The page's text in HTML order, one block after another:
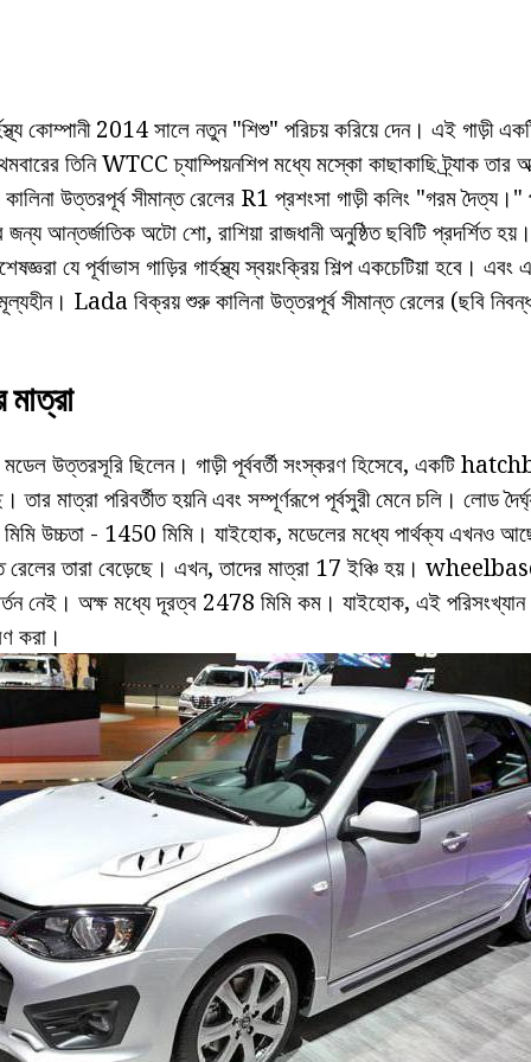
কোম্পানী 2014 সালে নতুন "শিশু" পরিচয় করিয়ে দেন। এই গাড়ী
তিনি WTCC চ্যাম্পিয়নশিপ মধ্যে মস্কো কাছাকাছি ট্র্যাক তার
উত্তরপূর্ব সীমান্ত রেলের R1 প্রশংসা গাড়ী কলিং "গরম দৈত্য।"
আন্তর্জাতিক অটো শো, রাশিয়া রাজধানী অনুষ্ঠিত ছবিটি প্রদর্শিত হয়।
যে পূর্বাভাস গাড়ির গার্হস্থ্য স্বয়ংক্রিয় শিল্প একচেটিয়া হবে।
Lada বিক্রয় শুরু কালিনা উত্তরপূর্ব সীমান্ত রেলের (ছবি
উত্তরসূরি ছিলেন। গাড়ী পূর্ববর্তী সংস্করণ হিসেবে, একটি
তার মাত্রা পরিবর্তীত হয়নি এবং সম্পূর্ণরূপে পূর্বসুরী মেনে চলি। লোড
উচ্চতা - 1450 মিমি। যাইহোক, মডেলের মধ্যে পার্থক্য এখনও
রেলের তারা বেড়েছে। এখন, তাদের মাত্রা 17 ইঞ্চি হয়।
নেই। অক্ষ মধ্যে দূরত্ব 2478 মিমি কম। যাইহোক, এই পরিসংখ্যান
করা।